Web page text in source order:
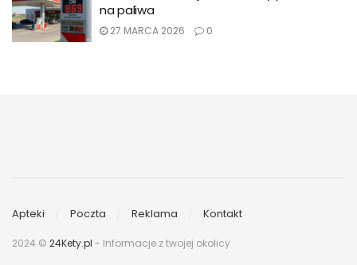
na paliwa
27 MARCA 2026 0
Apteki Poczta Reklama Kontakt
2024 © 24Kety.pl - Informacje z twojej okolicy